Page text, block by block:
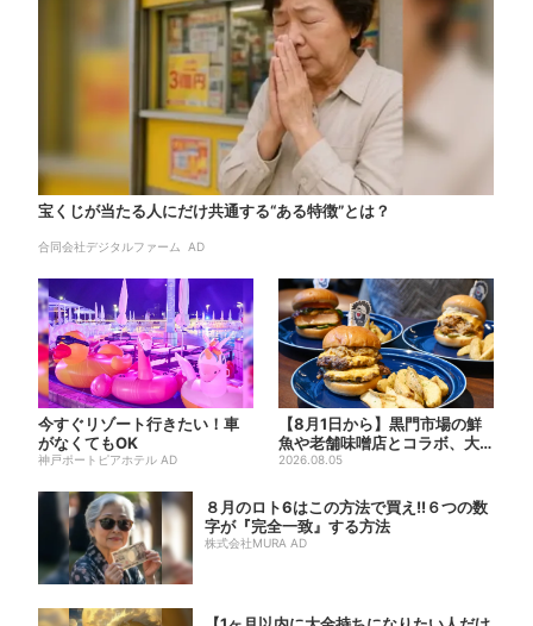
宝くじが当たる人にだけ共通する“ある特徴”とは？
合同会社デジタルファーム AD
今すぐリゾート行きたい！車
がなくてもOK
神戸ポートピアホテル AD
【8月1日から】黒門市場の鮮
魚や老舗味噌店とコラボ、大
阪・なんばのホテルで“地域...
2026.08.05
８月のロト6はこの方法で買え!!６つの数
字が『完全一致』する方法
株式会社MURA AD